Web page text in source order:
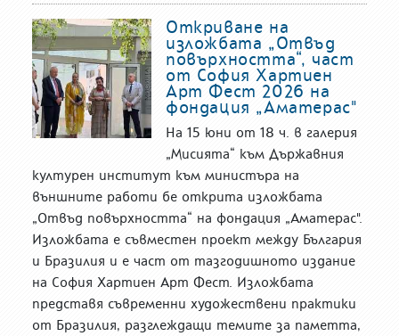
Откриване на
изложбата „Отвъд
повърхността“, част
от София Хартиен
Арт Фест 2026 на
фондация „Аматерас"
На 15 юни от 18 ч. в галерия
„Мисията“ към Държавния
културен институт към министъра на
външните работи бе открита изложбата
„Отвъд повърхността“ на фондация „Аматерас".
Изложбата е съвместен проект между България
и Бразилия и е част от тазгодишното издание
на София Хартиен Арт Фест. Изложбата
представя съвременни художествени практики
от Бразилия, разглеждащи темите за паметта,